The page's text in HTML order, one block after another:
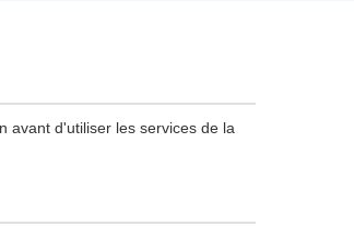
avant d'utiliser les services de la